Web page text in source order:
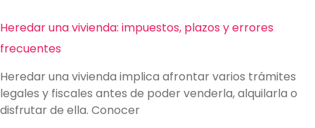
Heredar una vivienda: impuestos, plazos y errores
frecuentes
Heredar una vivienda implica afrontar varios trámites
legales y fiscales antes de poder venderla, alquilarla o
disfrutar de ella. Conocer